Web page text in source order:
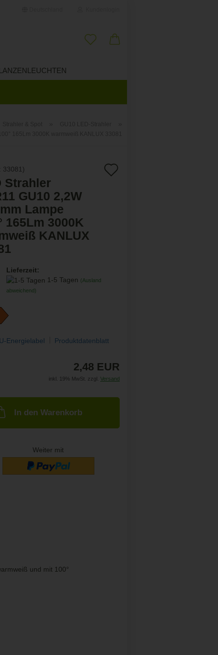
33081 )
Strahler
GU10 2,2W
Lampe
165Lm 3000K
KANLUX
Lieferzeit:
1-5 Tagen (Ausland
abweichend)
Energielabel Produktdatenblatt
2,48 EUR
inkl. 19% MwSt. zzgl. Versand
In den Warenkorb
Weiter mit
und mit 100°